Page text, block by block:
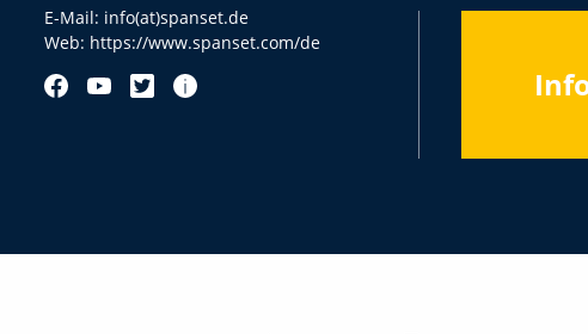
E-Mail: info(at)spanset.de
Web: https://www.spanset.com/de